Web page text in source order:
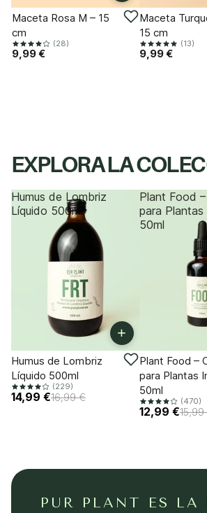
Maceta Rosa M – 15
cm
(28)
9,99 €
Maceta
15 cm
(13)
9,99 €
EXPLORA LA
Humus de Lombriz
Líquido 500ml
-11%
+
Humus de Lombriz
Líquido 500ml
(229)
14,99 €16,99 €
Plant Food
para
50ml
-18%
Plant Food –
para Plantas
50ml
(470)
12,99 €
PUR PLANT ES LA